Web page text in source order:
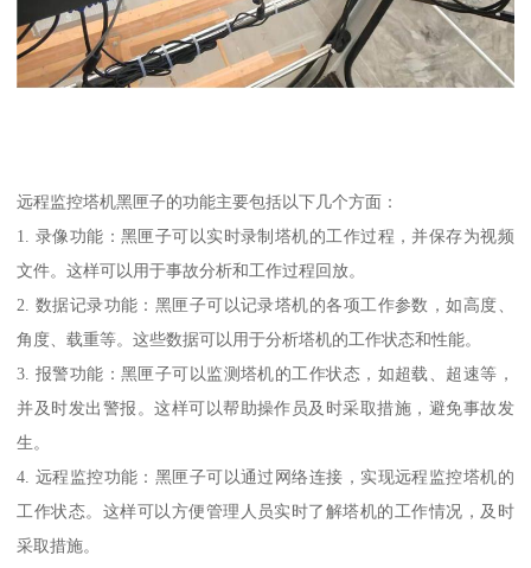
远程监控塔机黑匣子的功能主要包括以下几个方面：
1. 录像功能：黑匣子可以实时录制塔机的工作过程，并保存为视频
文件。这样可以用于事故分析和工作过程回放。
2. 数据记录功能：黑匣子可以记录塔机的各项工作参数，如高度、
角度、载重等。这些数据可以用于分析塔机的工作状态和性能。
3. 报警功能：黑匣子可以监测塔机的工作状态，如超载、超速等，
并及时发出警报。这样可以帮助操作员及时采取措施，避免事故发
生。
4. 远程监控功能：黑匣子可以通过网络连接，实现远程监控塔机的
工作状态。这样可以方便管理人员实时了解塔机的工作情况，及时
采取措施。